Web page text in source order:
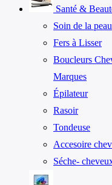
Santé &
Soin de la peau
Fers à Lisser
Boucleurs
Marques
Épilateur
Rasoir
Tondeuse
Accesoire
Séche-